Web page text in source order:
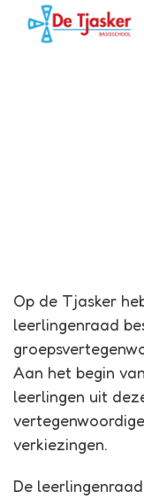
Tjasker
Op de Tjasker
leerlingenraad
Aan het begin
leerlingen uit
verkiezingen.
De